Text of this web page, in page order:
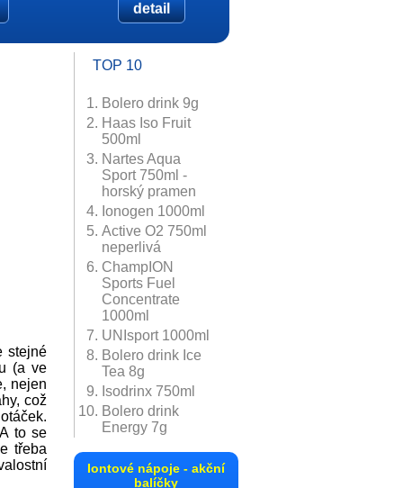
stejné
(a ve
nejen
což
to se
třeba
TOP 10
Bolero drink 9g
Haas Iso Fruit
500ml
Nartes Aqua
Sport 750ml -
horský pramen
Ionogen 1000ml
Active O2 750ml
neperlivá
ChampION
Sports Fuel
Concentrate
1000ml
UNIsport 1000ml
Bolero drink Ice
Tea 8g
Isodrinx 750ml
Bolero drink
Energy 7g
Carne Iont 1000ml
273 Kč
detail
detail
detail